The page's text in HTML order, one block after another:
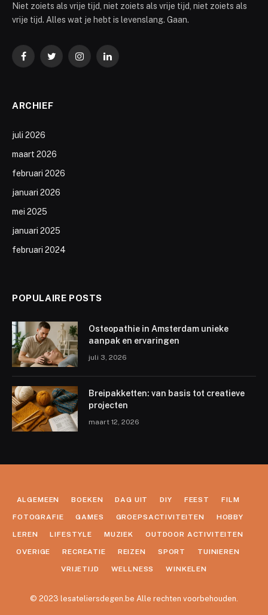
Niet zoiets als vrije tijd, niet zoiets als vrije tijd, niet zoiets als
vrije tijd. Alles wat je hebt is levenslang. Gaan.
FacebookTwitterInstagramLinkedIn
ARCHIEF
juli 2026
maart 2026
februari 2026
januari 2026
mei 2025
januari 2025
februari 2024
POPULAIRE POSTS
Osteopathie in Amsterdam unieke
aanpak en ervaringen
juli 3, 2026
Breipakketten: van basis tot creatieve
projecten
maart 12, 2026
ALGEMEEN BOEKEN DAG UIT DIY FEEST FILM
FOTOGRAFIE GAMES GROEPSACTIVITEITEN HOBBY
LEREN LIFESTYLE MUZIEK OUTDOOR ACTIVITEITEN
OVERIGE RECREATIE REIZEN SPORT TUINIEREN
VRIJETIJD WELLNESS WINKELEN
© 2023 lesateliersdegen.be Alle rechten voorbehouden.